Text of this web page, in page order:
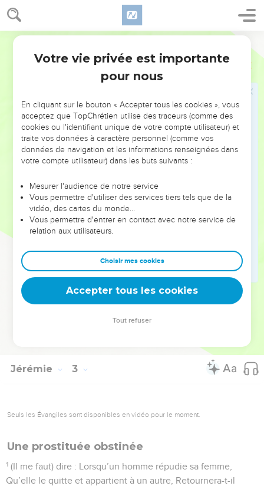
Jérémie 2
sommes libres, Nous ne voulons pas revenir à toi ?
32 La jeune fille oublie-t-elle sa parure, La fiancée sa
nombre.
Comme tu es habile dans ta conduite Pour rechercher
un enseignement.
C’est jusque sur les pans (de ton habit) que se trouve Le
sang de pauvres innocents, Que tu n’as pas surpris en
flagrant délit.
sa colère se détourne de moi ! Me voici ! je vais te traîner en
justice, Parce que tu dis : Je n’ai pas péché.
Pourquoi couvrir tant de distance Pour changer ton
chemin ? Tu auras honte aussi de l’Égypte, Comme tu as eu
De là aussi tu sortiras, Les mains sur la tête Car l’Éternel
rejette ceux en qui tu te confies, Et tu n’auras pas de succès
auprès d’eux.
© Société biblique française – Bibli’O, 1978, avec autorisation. Pour vous procurer
Jérémie 3
Seuls les Évangiles sont disponibles en vidéo pour le moment.
Une prostituée obstinée
1 (Il me faut) dire : Lorsqu’un homme répudie sa femme,
Qu’elle le quitte et appartient à un autre, Retournera-t-il
Votre vie privée est importante
pour nous
En cliquant sur le bouton « Accepter tous les cookies », vous
acceptez que TopChrétien utilise des traceurs (comme des
cookies ou l'identifiant unique de votre compte utilisateur) et
traite vos données à caractère personnel (comme vos
données de navigation et les informations renseignées dans
votre compte utilisateur) dans les buts suivants :
Mesurer l'audience de notre service
Vous permettre d'utiliser des services tiers tels que de la
vidéo, des cartes du monde…
Vous permettre d'entrer en contact avec notre service de
relation aux utilisateurs.
Choisir mes cookies
Accepter tous les cookies
Tout refuser